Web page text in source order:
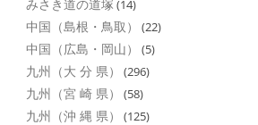
みさき道の道塚 (14)
中国（島根・鳥取） (22)
中国（広島・岡山） (5)
九州（大 分 県） (296)
九州（宮 崎 県） (58)
九州（沖 縄 県） (125)